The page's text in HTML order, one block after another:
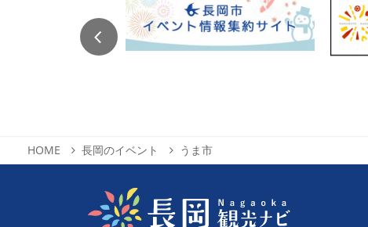
HOME 長岡のイベント うま市